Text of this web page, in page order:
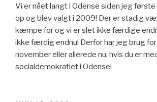
Vi er nået langt i Odense siden jeg
op og blev valgt i 2009! Der er stadig
kæmpe for og vi er slet ikke færdige
ikke færdig endnu! Derfor har jeg brug
november eller allerede nu, hvis du er
socialdemokratiet i Odense!